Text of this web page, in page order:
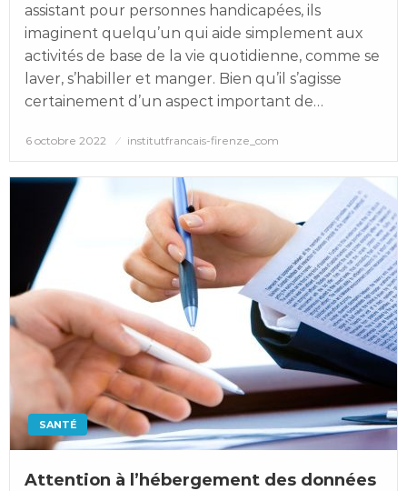
assistant pour personnes handicapées, ils
imaginent quelqu’un qui aide simplement aux
activités de base de la vie quotidienne, comme se
laver, s’habiller et manger. Bien qu’il s’agisse
certainement d’un aspect important de…
Posted
6 octobre 2022 institutfrancais-firenze_com
SANTÉ
Attention à l’hébergement des données